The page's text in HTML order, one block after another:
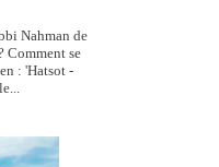
Nahman de
Comment se
: 'Hatsot -